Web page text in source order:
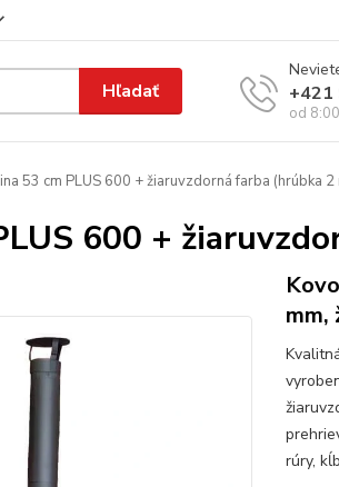
Hľadať +421
od
53 cm PLUS 600 + žiaruvzdorná farba (hrúbka 2
600 +
mm,
rúry,